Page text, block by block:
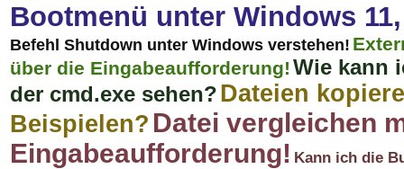
Bootmenü unter Windows
Befehl Shutdown unter Windows verstehen!
über die Eingabeaufforderung! Wie kann
der cmd.exe sehen?Dateien
Beispielen? Datei vergleichen
Eingabeaufforderung! Kann ich die